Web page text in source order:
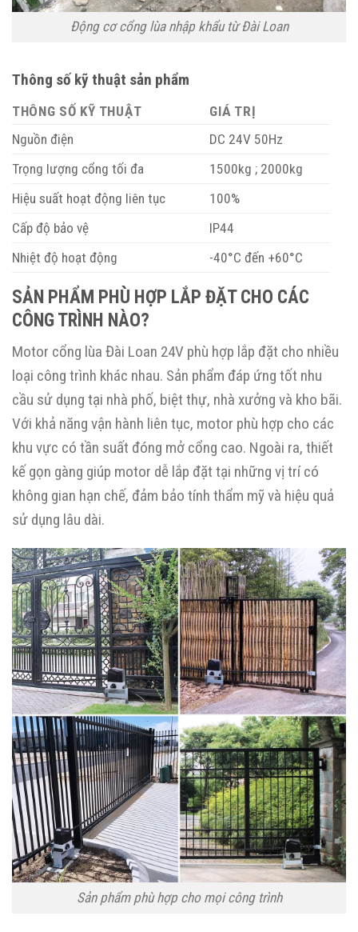
Động cơ cổng lùa nhập khẩu từ Đài Loan
Thông số kỹ thuật sản phẩm
THÔNG SỐ KỸ THUẬT
GIÁ TRỊ
Nguồn điện
DC 24V 50Hz
Trọng lượng cổng tối đa
1500kg ; 2000kg
Hiệu suất hoạt động liên tục
100%
Cấp độ bảo vệ
IP44
Nhiệt độ hoạt động
-40°C đến +60°C
SẢN PHẨM PHÙ HỢP LẮP ĐẶT CHO CÁC
CÔNG TRÌNH NÀO?
Motor cổng lùa Đài Loan 24V phù hợp lắp đặt cho nhiều
loại công trình khác nhau. Sản phẩm đáp ứng tốt nhu
cầu sử dụng tại nhà phố, biệt thự, nhà xưởng và kho bãi.
Với khả năng vận hành liên tục, motor phù hợp cho các
khu vực có tần suất đóng mở cổng cao. Ngoài ra, thiết
kế gọn gàng giúp motor dễ lắp đặt tại những vị trí có
không gian hạn chế, đảm bảo tính thẩm mỹ và hiệu quả
sử dụng lâu dài.
Sản phẩm phù hợp cho mọi công trình